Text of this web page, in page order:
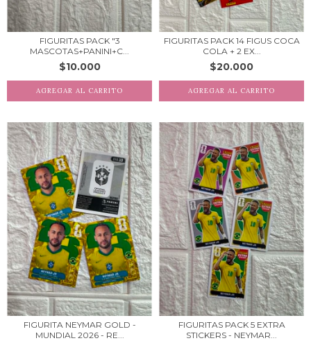
FIGURITAS PACK "3
MASCOTAS+PANINI+C...
$10.000
FIGURITAS PACK 14 FIGUS COCA
COLA + 2 EX...
$20.000
FIGURITA NEYMAR GOLD -
MUNDIAL 2026 - RE...
FIGURITAS PACK 5 EXTRA
STICKERS - NEYMAR...